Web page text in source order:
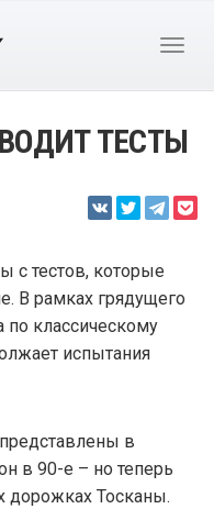
ТЕСТЫ
с тестов, которые
В рамках грядущего
классическому
испытания
в
в 90-е – но теперь
дорожках Тосканы.